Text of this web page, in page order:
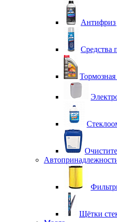
Антифриз
Средства
Щётки